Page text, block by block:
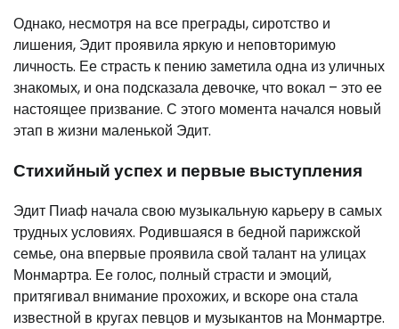
Однако, несмотря на все преграды, сиротство и
лишения, Эдит проявила яркую и неповторимую
личность. Ее страсть к пению заметила одна из уличных
знакомых, и она подсказала девочке, что вокал – это ее
настоящее призвание. С этого момента начался новый
этап в жизни маленькой Эдит.
Стихийный успех и первые выступления
Эдит Пиаф начала свою музыкальную карьеру в самых
трудных условиях. Родившаяся в бедной парижской
семье, она впервые проявила свой талант на улицах
Монмартра. Ее голос, полный страсти и эмоций,
притягивал внимание прохожих, и вскоре она стала
известной в кругах певцов и музыкантов на Монмартре.